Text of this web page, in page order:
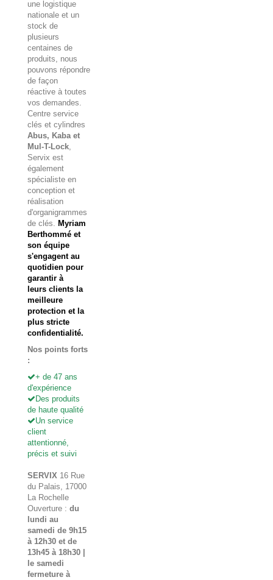
une logistique
nationale et un
stock de
plusieurs
centaines de
produits, nous
pouvons répondre
de façon
réactive à toutes
vos demandes.
Centre service
clés et cylindres
Abus, Kaba et
Mul-T-Lock,
Servix est
également
spécialiste en
conception et
réalisation
d'organigrammes
de clés. Myriam
Berthommé et
son équipe
s'engagent au
quotidien pour
garantir à
leurs clients la
meilleure
protection et la
plus stricte
confidentialité.
Nos points forts
:
+ de 47 ans
d'expérience
Des produits
de haute qualité
Un service
client
attentionné,
précis et suivi
SERVIX 16 Rue
du Palais, 17000
La Rochelle
Ouverture : du
lundi au
samedi de 9h15
à 12h30 et de
13h45 à 18h30 |
le samedi
fermeture à